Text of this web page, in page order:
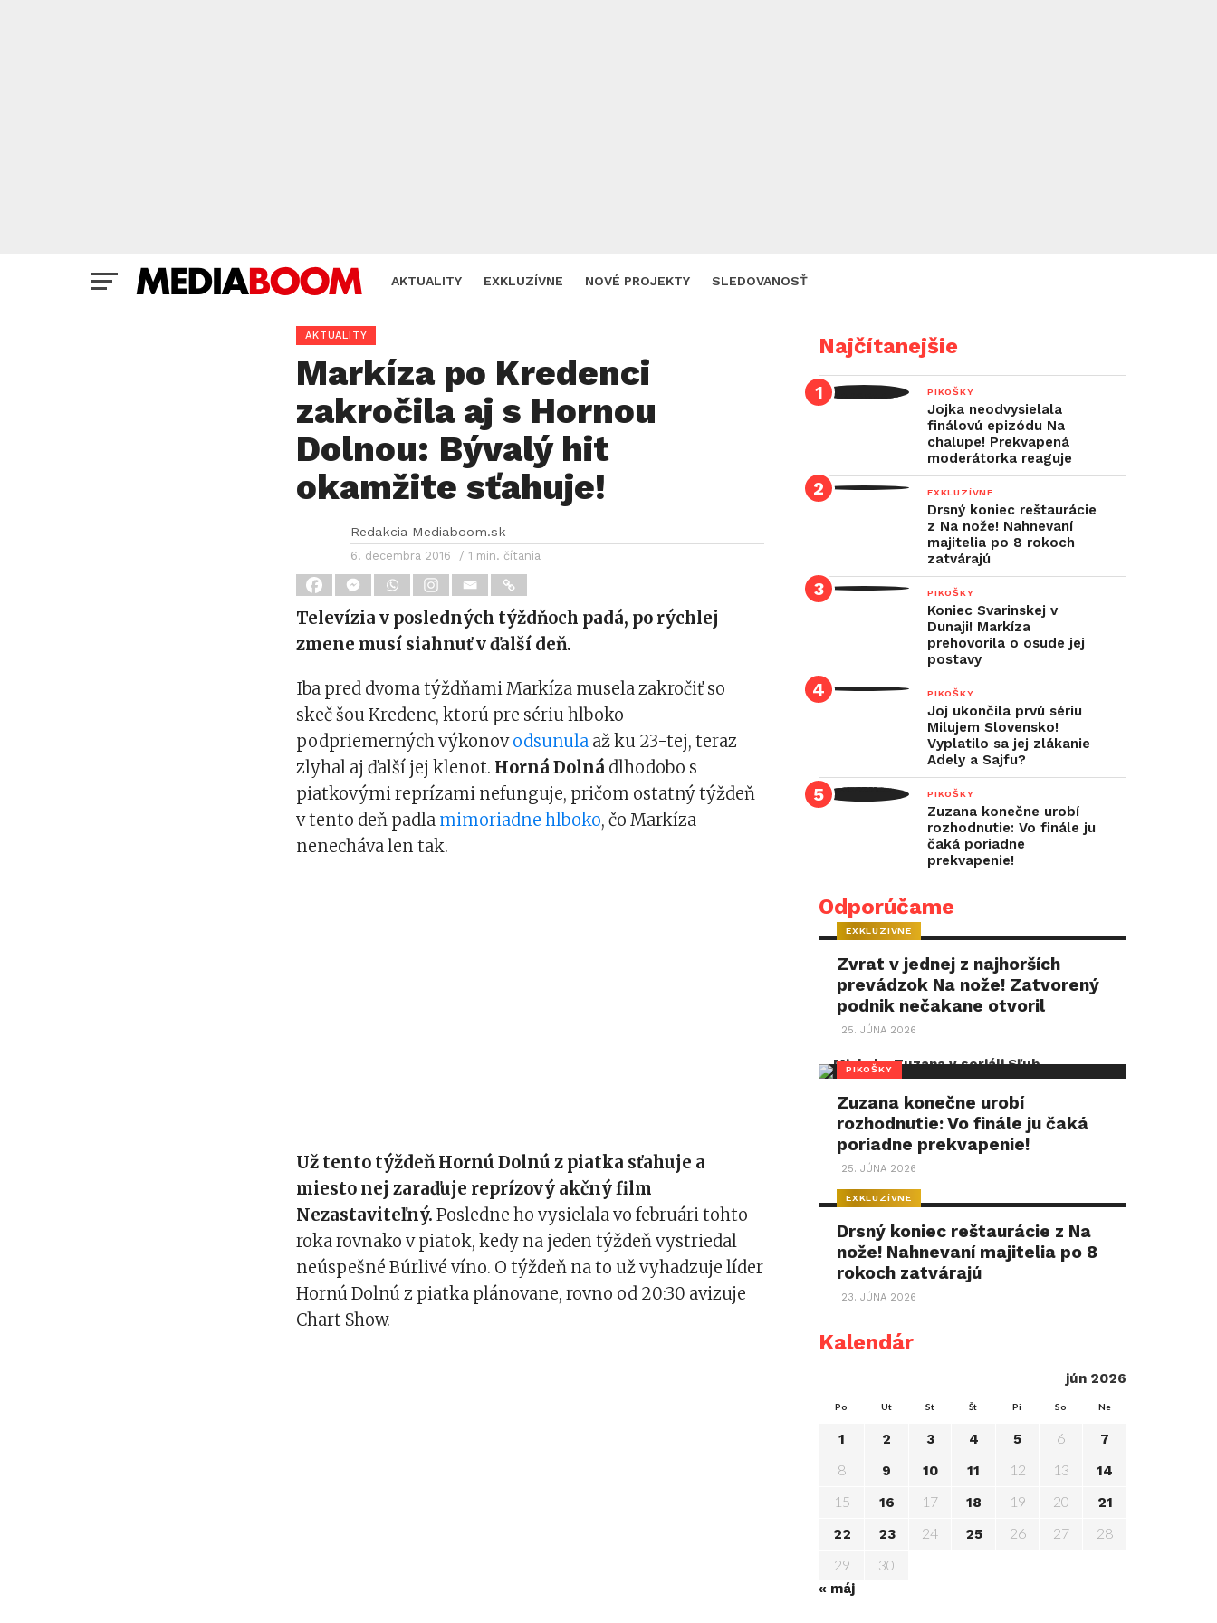
AKTUALITY EXKLUZÍVNE NOVÉ PROJEKTY SLEDOVANOSŤ
AKTUALITY
Markíza po Kredenci
zakročila aj s Hornou
Dolnou: Bývalý hit
okamžite sťahuje!
Redakcia Mediaboom.sk
6. decembra 2016 / 1 min. čítania
Televízia v posledných týždňoch padá, po rýchlej
zmene musí siahnuť v ďalší deň.
Iba pred dvoma týždňami Markíza musela zakročiť so
skeč šou Kredenc, ktorú pre sériu hlboko
podpriemerných výkonovodsunula až ku 23-tej, teraz
zlyhal aj ďalší jej klenot. Horná Dolná dlhodobo s
piatkovými reprízami nefunguje, pričom ostatný týždeň
v tento deň padla mimoriadne hlboko, čo Markíza
nenecháva len tak.
Už tento týždeň Hornú Dolnú z piatka sťahuje a
miesto nej zaraďuje reprízový akčný film
Nezastaviteľný. Posledne ho vysielala vo februári tohto
roka rovnako v piatok, kedy na jeden týždeň vystriedal
neúspešné Búrlivé víno. O týždeň na to už vyhadzuje líder
Hornú Dolnú z piatka plánovane, rovno od 20:30 avizuje
Chart Show.
Najčítanejšie
PIKOŠKY
Jojka neodvysielala
finálovú epizódu Na
chalupe! Prekvapená
moderátorka reaguje
EXKLUZÍVNE
Drsný koniec reštaurácie
z Na nože! Nahnevaní
majitelia po 8 rokoch
zatvárajú
PIKOŠKY
Koniec Svarinskej v
Dunaji! Markíza
prehovorila o osude jej
postavy
PIKOŠKY
Joj ukončila prvú sériu
Milujem Slovensko!
Vyplatilo sa jej zlákanie
Adely a Sajfu?
PIKOŠKY
Zuzana konečne urobí
rozhodnutie: Vo finále ju
čaká poriadne
prekvapenie!
Odporúčame
EXKLUZÍVNE
Zvrat v jednej z najhorších
prevádzok Na nože! Zatvorený
podnik nečakane otvoril
25. JÚNA 2026
PIKOŠKY
Zuzana konečne urobí
rozhodnutie: Vo finále ju čaká
poriadne prekvapenie!
25. JÚNA 2026
EXKLUZÍVNE
Drsný koniec reštaurácie z Na
nože! Nahnevaní majitelia po 8
rokoch zatvárajú
23. JÚNA 2026
Kalendár
jún 2026
Po Ut St Št Pi So Ne
1 2 3 4 5 6 7
8 9 10 11 12 13 14
15 16 17 18 19 20
21
22
23 24 25 26 27
28
29
30
« máj